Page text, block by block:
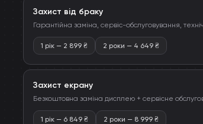
Захист від браку
Гарантійна заміна, сервіс-обслуговування,
1 рік — 2 899 ₴ 2 роки — 4 649 ₴
Захист екрану
Безкоштовна заміна дисплею + сервісне
1 рік — 6 849 ₴ 2 роки — 8 999 ₴